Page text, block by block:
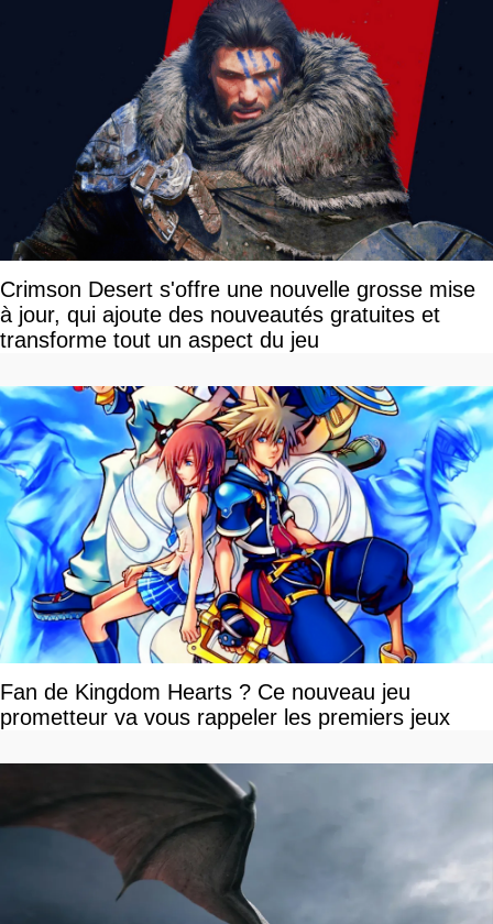
Crimson Desert s'offre une nouvelle grosse mise
à jour, qui ajoute des nouveautés gratuites et
transforme tout un aspect du jeu
Fan de Kingdom Hearts ? Ce nouveau jeu
prometteur va vous rappeler les premiers jeux